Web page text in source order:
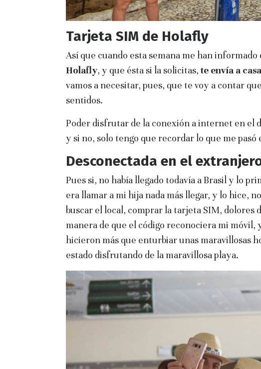
Tarjeta SIM de Holafly
Así que cuando esta semana me han informado
Holafly, y que ésta si la solicitas,te envía a
vamos a necesitar, pues, que te voy a contar
sentidos.
Poder disfrutar de la conexión a internet en el
y si no, solo tengo que recordar lo que me pasó
Desconectada en el
Pues si, no había llegado todavía a Brasil y lo
era llamar a mi hija nada más llegar, y lo hice,
buscar el local, comprar la tarjeta SIM, dolores
manera de que el código reconociera mi móvil,
hicieron más que enturbiar unas maravillosas
estado disfrutando de la maravillosa playa.